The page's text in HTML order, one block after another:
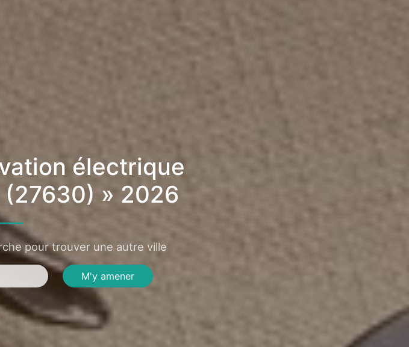
électrique
» 2026
pour trouver une autre ville
M'y amener